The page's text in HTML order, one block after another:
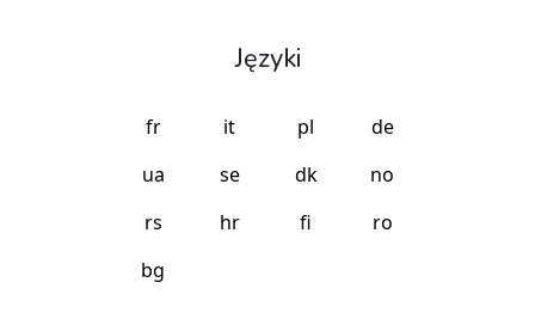
Języki
fr it pl
de
ua
se dk
no
rs
hr fi
ro
bg